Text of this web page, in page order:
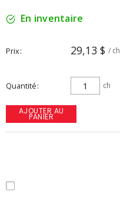
En inventaire
Prix 29,13 $ / ch
Quantité ch
AJOUTER AU
PANIER